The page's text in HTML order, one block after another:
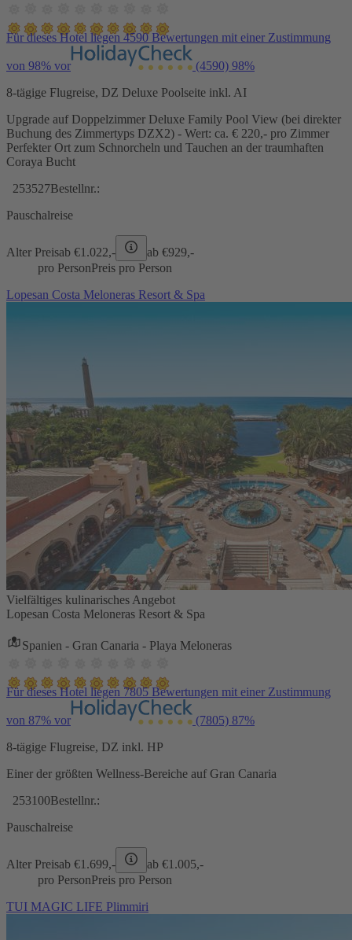
Für dieses Hotel liegen 4590 Bewertungen mit einer Zustimmung
von 98% vor (4590) 98%
8-tägige Flugreise, DZ Deluxe Poolseite inkl. AI
Upgrade auf Doppelzimmer Deluxe Family Pool View (bei direkter
Buchung des Zimmertyps DZX2) - Wert: ca. € 220,- pro Zimmer
Perfekter Ort zum Schnorcheln und Tauchen an der traumhaften
Coraya Bucht
253527Bestellnr.:
Pauschalreise
Alter Preisab €1.022,- ab €929,-
pro PersonPreis pro Person
Lopesan Costa Meloneras Resort & Spa
Vielfältiges kulinarisches Angebot
Lopesan Costa Meloneras Resort & Spa
Spanien - Gran Canaria - Playa Meloneras
Für dieses Hotel liegen 7805 Bewertungen mit einer Zustimmung
von 87% vor (7805) 87%
8-tägige Flugreise, DZ inkl. HP
Einer der größten Wellness-Bereiche auf Gran Canaria
253100Bestellnr.:
Pauschalreise
Alter Preisab €1.699,- ab €1.005,-
pro PersonPreis pro Person
TUI MAGIC LIFE Plimmiri